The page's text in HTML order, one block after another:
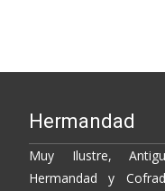
o n
Hermandad
Muy Ilustre,
Hermandad y